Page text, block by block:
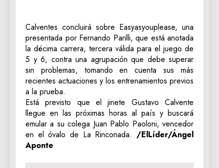
Calventes concluirá sobre Easyasyouplease, una
presentada por Fernando Parilli, que está anotada
la décima carrera, tercera válida para el juego de
5 y 6, contra una agrupación que debe superar
sin problemas, tomando en cuenta sus más
recientes actuaciones y los entrenamientos previos
a la prueba.
Está previsto que el jinete Gustavo Calvente
llegue en las próximas horas al país y buscará
emular a su colega Juan Pablo Paoloni, vencedor
en el óvalo de La Rinconada. /ElLíder/Ángel
Aponte